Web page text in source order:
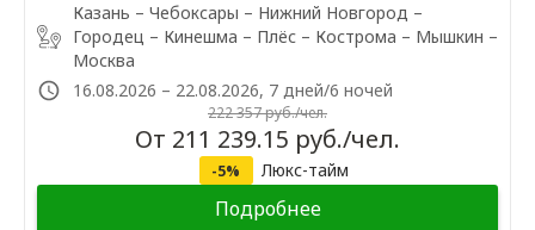
Казань – Чебоксары – Нижний Новгород –
Городец – Кинешма – Плёс – Кострома – Мышкин –
Москва
16.08.2026 – 22.08.2026, 7 дней/6 ночей
222 357 руб./чел.
От 211 239.15 руб./чел.
-5% Люкс-тайм
Подробнее